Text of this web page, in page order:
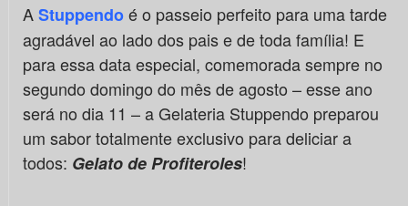
AStuppendoé o passeio perfeito para uma tarde
agradável ao lado dos pais e de toda família! E
para essa data especial, comemorada sempre no
segundo domingo do mês de agosto – esse ano
será no dia 11 – a Gelateria Stuppendo preparou
um sabor totalmente exclusivo para deliciar a
todos: Gelato de Profiteroles!